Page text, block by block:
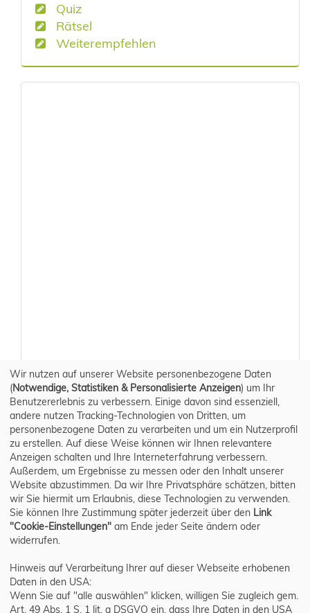
Quiz
Rätsel
Weiterempfehlen
Wir nutzen auf unserer Website personenbezogene Daten
(Notwendige, Statistiken & Personalisierte Anzeigen) um Ihr
Benutzererlebnis zu verbessern. Einige davon sind essenziell,
andere nutzen Tracking-Technologien von Dritten, um
personenbezogene Daten zu verarbeiten und um ein Nutzerprofil
zu erstellen. Auf diese Weise können wir Ihnen relevantere
Anzeigen schalten und Ihre Interneterfahrung verbessern.
Außerdem, um Ergebnisse zu messen oder den Inhalt unserer
Website abzustimmen. Da wir Ihre Privatsphäre schätzen, bitten
wir Sie hiermit um Erlaubnis, diese Technologien zu verwenden.
Sie können Ihre Zustimmung später jederzeit über den Link
"Cookie-Einstellungen" am Ende jeder Seite ändern oder
widerrufen.
Hinweis auf Verarbeitung Ihrer auf dieser Webseite erhobenen
Daten in den USA:
Wenn Sie auf "alle auswählen" klicken, willigen Sie zugleich gem.
Art. 49 Abs. 1 S. 1 lit. a DSGVO ein, dass Ihre Daten in den USA